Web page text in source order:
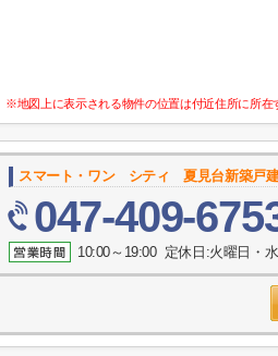
※地図上に表示される物件の位置は付近住所に所在
スマート・ワン シティ 夏見台新築戸
047-409-
10:00～19:00 定休日:火曜日・